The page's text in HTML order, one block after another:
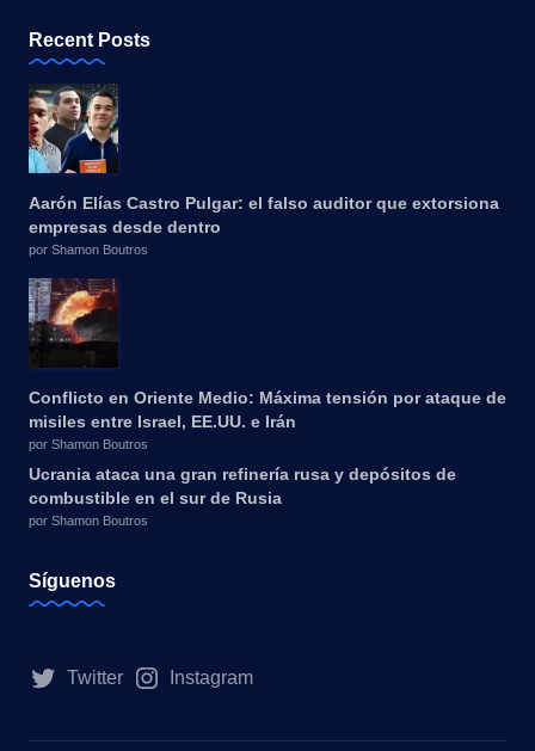
Recent Posts
Aarón Elías Castro Pulgar: el falso auditor que extorsiona
empresas desde dentro
por Shamon Boutros
Conflicto en Oriente Medio: Máxima tensión por ataque de
misiles entre Israel, EE.UU. e Irán
por Shamon Boutros
Ucrania ataca una gran refinería rusa y depósitos de
combustible en el sur de Rusia
por Shamon Boutros
Síguenos
Twitter Instagram